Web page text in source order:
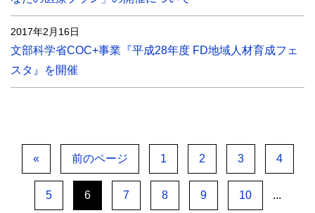
2017年2月16日
文部科学省COC+事業『平成28年度 FD地域人材育成フェ
スタ』を開催
« 前のページ 1 2 3 4
5 6 7 8 9 10 ...